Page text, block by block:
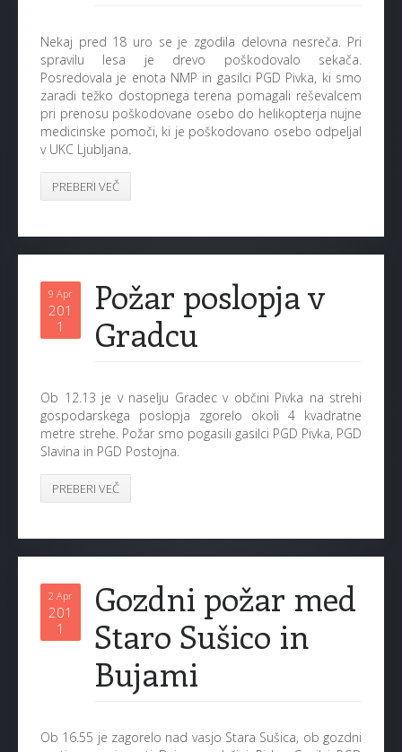
Nekaj pred 18 uro se je zgodila delovna nesreča. Pri
spravilu lesa je drevo poškodovalo sekača.
Posredovala je enota NMP in gasilci PGD Pivka, ki smo
zaradi težko dostopnega terena pomagali reševalcem
pri prenosu poškodovane osebo do helikopterja nujne
medicinske pomoči, ki je poškodovano osebo odpeljal
v UKC Ljubljana.
PREBERI VEČ
9 Apr
201
1
Požar poslopja v
Gradcu
Ob 12.13 je v naselju Gradec v občini Pivka na strehi
gospodarskega poslopja zgorelo okoli 4 kvadratne
metre strehe. Požar smo pogasili gasilci PGD Pivka, PGD
Slavina in PGD Postojna.
PREBERI VEČ
2 Apr
201
1
Gozdni požar med
Staro Sušico in
Bujami
Ob 16.55 je zagorelo nad vasjo Stara Sušica, ob gozdni